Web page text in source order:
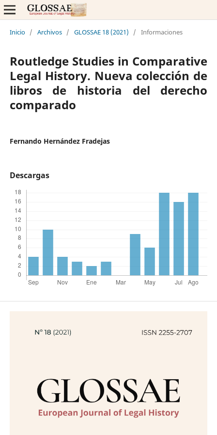
Inicio / Archivos / GLOSSAE 18 (2021) / Informaciones
Routledge Studies in Comparative
Legal History. Nueva colección de
libros de historia del derecho
comparado
Fernando Hernández Fradejas
Descargas